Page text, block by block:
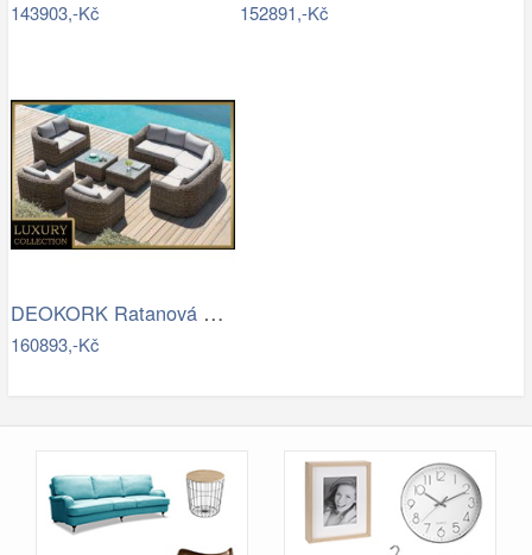
143903,-Kč 152891,-Kč
DEOKORK Ratanová modulová sestava…
160893,-Kč